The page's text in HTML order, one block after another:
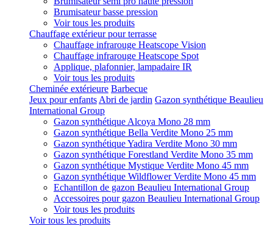
Brumisateur basse pression
Voir tous les produits
Chauffage extérieur pour terrasse
Chauffage infrarouge Heatscope Vision
Chauffage infrarouge Heatscope Spot
Applique, plafonnier, lampadaire IR
Voir tous les produits
Cheminée extérieure Barbecue
Jeux pour enfants Abri de jardin Gazon synthétique Beaulieu
International Group
Gazon synthétique Alcoya Mono 28 mm
Gazon synthétique Bella Verdite Mono 25 mm
Gazon synthétique Yadira Verdite Mono 30 mm
Gazon synthétique Forestland Verdite Mono 35 mm
Gazon synthétique Mystique Verdite Mono 45 mm
Gazon synthétique Wildflower Verdite Mono 45 mm
Echantillon de gazon Beaulieu International Group
Accessoires pour gazon Beaulieu International Group
Voir tous les produits
Voir tous les produits